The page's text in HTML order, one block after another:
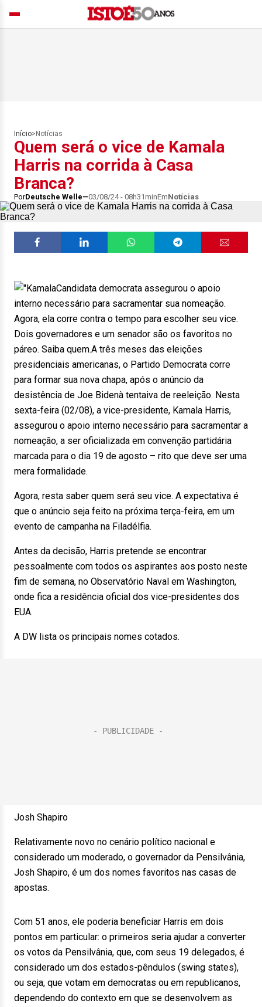
Início> Notícias
Quem será o vice de Kamala
Harris na corrida à Casa
Branca?
PorDeutsche Welle 03/08/24 - 08h31minEmNotícias
Candidata democrata assegurou o apoio
interno necessário para sacramentar sua nomeação.
Agora, ela corre contra o tempo para escolher seu vice.
Dois governadores e um senador são os favoritos no
páreo. Saiba quem.A três meses das eleições
presidenciais americanas, o Partido Democrata corre
para formar sua nova chapa, após o anúncio da
desistência de Joe Bidenà tentaiva de reeleição. Nesta
sexta-feira (02/08), a vice-presidente, Kamala Harris,
assegurou o apoio interno necessário para sacramentar a
nomeação, a ser oficializada em convenção partidária
marcada para o dia 19 de agosto – rito que deve ser uma
mera formalidade.
Agora, resta saber quem será seu vice. A expectativa é
que o anúncio seja feito na próxima terça-feira, em um
evento de campanha na Filadélfia.
Antes da decisão, Harris pretende se encontrar
pessoalmente com todos os aspirantes aos posto neste
fim de semana, no Observatório Naval em Washington,
onde fica a residência oficial dos vice-presidentes dos
EUA.
A DW lista os principais nomes cotados.
Josh Shapiro
Relativamente novo no cenário político nacional e
considerado um moderado, o governador da Pensilvânia,
Josh Shapiro, é um dos nomes favoritos nas casas de
apostas.
Com 51 anos, ele poderia beneficiar Harris em dois
pontos em particular: o primeiros seria ajudar a converter
os votos da Pensilvânia, que, com seus 19 delegados, é
considerado um dos estados-pêndulos (swing states),
ou seja, que votam em democratas ou em republicanos,
dependendo do contexto em que se desenvolvem as